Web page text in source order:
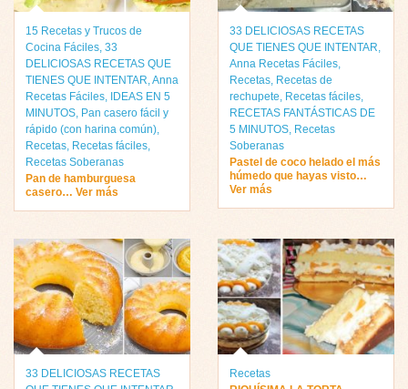
15 Recetas y Trucos de
Cocina Fáciles, 33
DELICIOSAS RECETAS QUE
TIENES QUE INTENTAR,Anna
Recetas Fáciles, IDEAS EN 5
MINUTOS, Pan casero fácil y
rápido (con harina común),
Recetas, Recetas fáciles,
Recetas Soberanas
Pan de hamburguesa
casero… Ver más
33 DELICIOSAS RECETAS
QUE TIENES QUE INTENTAR,
Anna Recetas Fáciles,
Recetas, Recetas de
rechupete, Recetas fáciles,
RECETAS FANTÁSTICAS DE
5 MINUTOS, Recetas
Soberanas
Pastel de coco helado el más
húmedo que hayas visto…
Ver más
33 DELICIOSAS RECETAS
Recetas